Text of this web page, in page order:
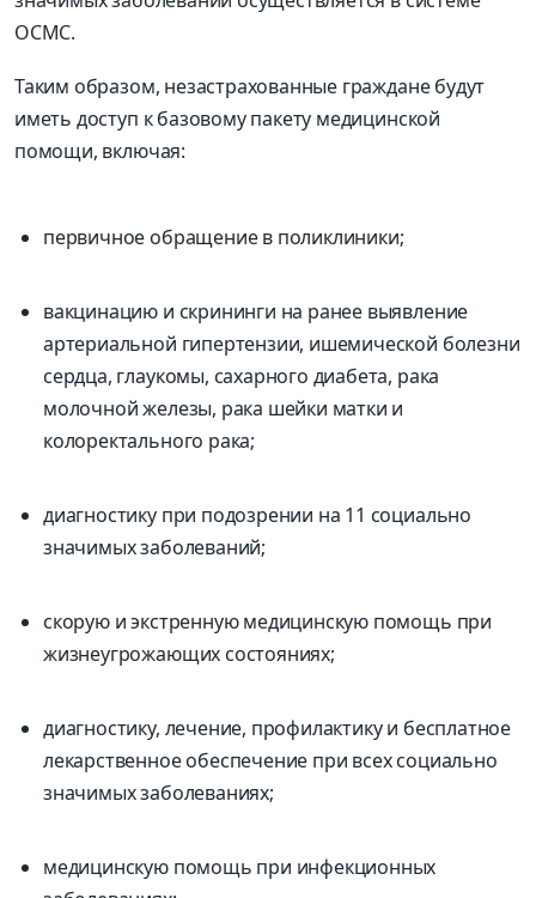
ОСМС.
Таким образом, незастрахованные граждане будут
иметь доступ к базовому пакету медицинской
помощи, включая:
первичное обращение в поликлиники;
вакцинацию и скрининги на ранее выявление
артериальной гипертензии, ишемической болезни
сердца, глаукомы, сахарного диабета, рака
молочной железы, рака шейки матки и
колоректального рака;
диагностику при подозрении на 11 социально
значимых заболеваний;
скорую и экстренную медицинскую помощь при
жизнеугрожающих состояниях;
диагностику, лечение, профилактику и бесплатное
лекарственное обеспечение при всех социально
значимых заболеваниях;
медицинскую помощь при инфекционных